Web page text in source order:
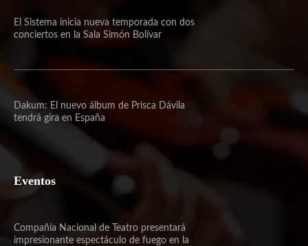
El Sistema inicia nueva temporada con dos
conciertos en la Sala Simón Bolívar
Dakum: El nuevo álbum de Prisca Dávila
tendrá gira en España
Eventos
Compañía Nacional de Teatro presentará
impresionante espectáculo de fuego en la